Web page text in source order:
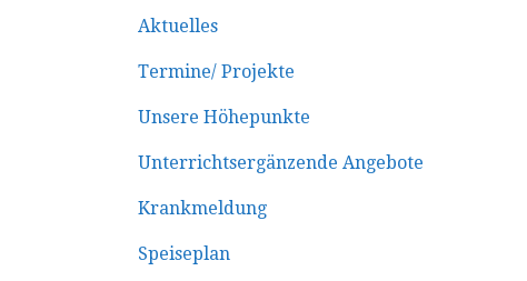
Aktuelles
Termine/ Projekte
Unsere Höhepunkte
Unterrichtsergänzende Angebote
Krankmeldung
Speiseplan